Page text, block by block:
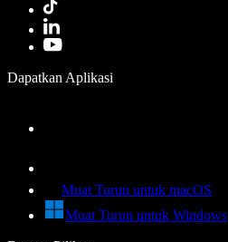
Dapatkan Aplikasi
Muat Turun untuk macOS
Muat Turun untuk Windows